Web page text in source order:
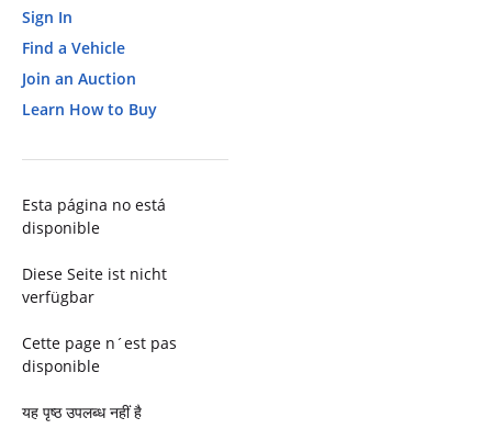
Sign In
Find a Vehicle
Join an Auction
Learn How to Buy
Esta página no está
disponible
Diese Seite ist nicht
verfügbar
Cette page n´est pas
disponible
यह पृष्ठ उपलब्ध नहीं है